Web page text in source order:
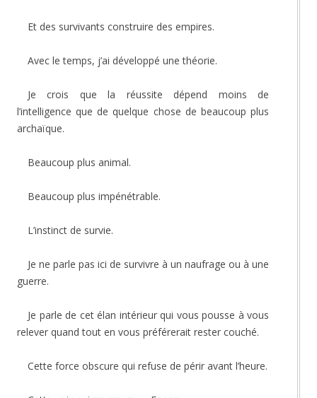
Et des survivants construire des empires.
Avec le temps, j’ai développé une théorie.
Je crois que la réussite dépend moins de
l’intelligence que de quelque chose de beaucoup plus
archaïque.
Beaucoup plus animal.
Beaucoup plus impénétrable.
L’instinct de survie.
Je ne parle pas ici de survivre à un naufrage ou à une
guerre.
Je parle de cet élan intérieur qui vous pousse à vous
relever quand tout en vous préférerait rester couché.
Cette force obscure qui refuse de périr avant l’heure.